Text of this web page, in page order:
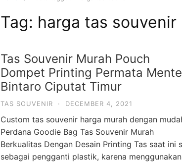
Tag: harga tas souvenir
Tas Souvenir Murah Pouch
Dompet Printing Permata
Bintaro Ciputat Timur
TAS SOUVENIR · DECEMBER 4, 2021
Custom tas souvenir harga murah dengan
Perdana Goodie Bag Tas Souvenir Murah
Berkualitas Dengan Desain Printing Tas saat ini
sebagai pengganti plastik, karena